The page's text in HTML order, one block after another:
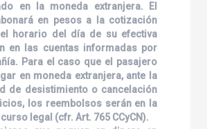
en la moneda extranjera. El
en pesos a la cotización
horario del día de su efectiva
en las cuentas informadas por
Para el caso que el pasajero
en moneda extranjera, ante la
de desistimiento o cancelación
los reembolsos serán en la
legal (cfr. Art. 765 CCyCN).